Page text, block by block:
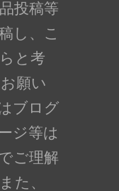
投稿等
し、こ
と考
願い
ブログ
ジ等は
ご理解
た、